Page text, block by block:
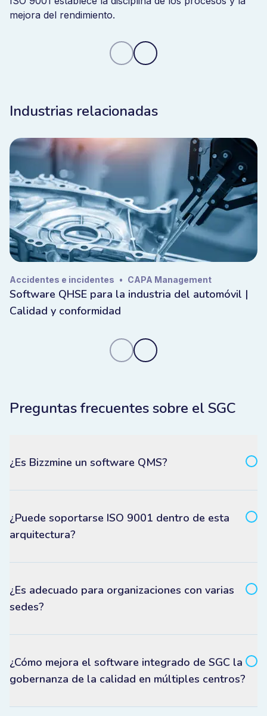
mejora del rendimiento.
Industrias relacionadas
Accidentes e incidentes • CAPA Management
Software QHSE para la industria del automóvil |
Calidad y conformidad
Preguntas frecuentes sobre el SGC
¿Es Bizzmine un software QMS?
¿Puede soportarse ISO 9001 dentro de esta
arquitectura?
¿Es adecuado para organizaciones con varias
sedes?
¿Cómo mejora el software integrado de SGC la
gobernanza de la calidad en múltiples centros?